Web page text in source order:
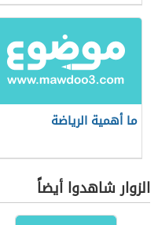
ما أهمية الرياضة
الزوار شاهدوا أيضاً